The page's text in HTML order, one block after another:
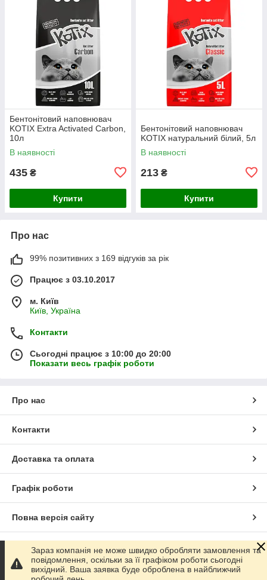
Бентонітовий наповнювач
KOTIX Extra Activated Carbon,
10л
В наявності
435 ₴
Купити
Бентонітовий наповнювач
KOTIX натуральний білий, 5л
В наявності
213 ₴
Купити
Про нас
99% позитивних з 169 відгуків за рік
Працює з 03.10.2017
м. Київ
Київ, Україна
Контакти
Сьогодні працює з 10:00 до 20:00
Показати весь графік роботи
Про нас
Контакти
Доставка та оплата
Графік роботи
Повна версія сайту
Сайт створено на маркетплейсі Prom.ua
Політика конфіденційності
Зараз компанія не може швидко обробляти замовлення та
повідомлення, оскільки за її графіком роботи сьогодні
вихідний. Ваша заявка буде оброблена в найближчий